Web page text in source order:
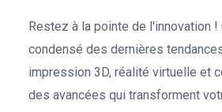
Restez à la pointe de l'innovation
condensé des dernières
impression 3D, réalité virtuelle et
des avancées qui transforment